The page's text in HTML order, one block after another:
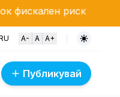
Военен
A- A A+
Публикувай